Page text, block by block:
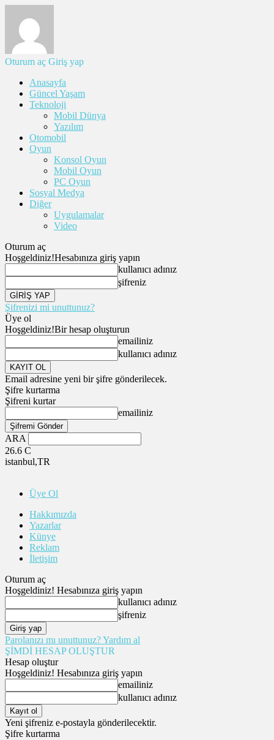
Oturum aç Giriş yap
Anasayfa
Güncel Yaşam
Teknoloji
Mobil Dünya
Yazılım
Otomobil
Oyun
Konsol Oyun
Mobil Oyun
PC Oyun
Sosyal Medya
Diğer
Uygulamalar
Video
Oturum aç
Hoşgeldiniz!Hesabınıza giriş yapın
kullanıcı adınız
şifreniz
Şifrenizi mi unuttunuz?
Üye ol
Hoşgeldiniz!Bir hesap oluşturun
emailiniz
kullanıcı adınız
Email adresine yeni bir şifre gönderilecek.
Şifre kurtarma
Şifreni kurtar
emailiniz
ARA
26.6 C
istanbul,TR
Üye Ol
Hakkımızda
Yazarlar
Künye
Reklam
İletişim
Oturum aç
Hoşgeldiniz! Hesabınıza giriş yapın
kullanıcı adınız
şifreniz
Parolanızı mı unuttunuz? Yardım al
ŞİMDİ HESAP OLUŞTUR
Hesap oluştur
Hoşgeldiniz! Hesabınıza giriş yapın
emailiniz
kullanıcı adınız
Yeni şifreniz e-postayla gönderilecektir.
Şifre kurtarma